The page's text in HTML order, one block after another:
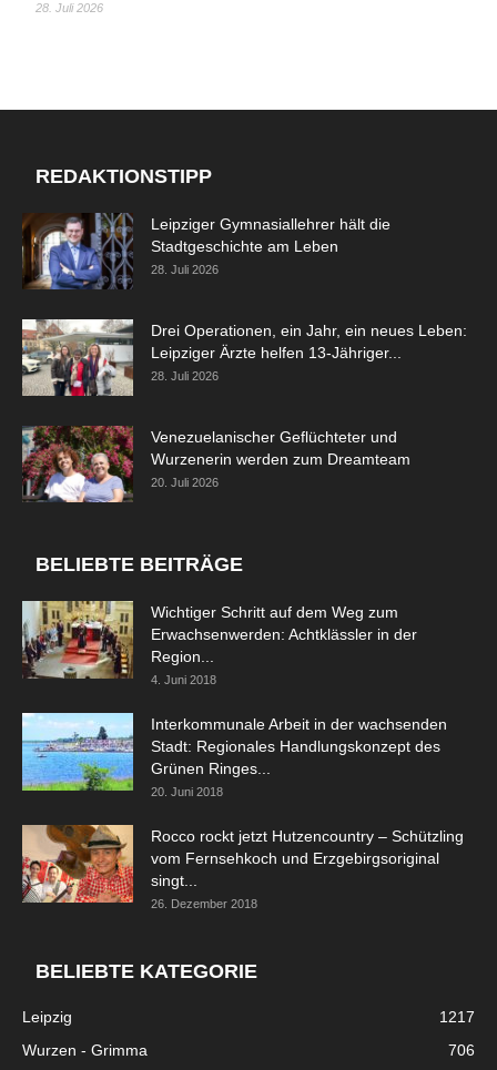
28. Juli 2026
REDAKTIONSTIPP
Leipziger Gymnasiallehrer hält die
Stadtgeschichte am Leben
28. Juli 2026
Drei Operationen, ein Jahr, ein neues Leben:
Leipziger Ärzte helfen 13-Jähriger...
28. Juli 2026
Venezuelanischer Geflüchteter und
Wurzenerin werden zum Dreamteam
20. Juli 2026
BELIEBTE BEITRÄGE
Wichtiger Schritt auf dem Weg zum
Erwachsenwerden: Achtklässler in der
Region...
4. Juni 2018
Interkommunale Arbeit in der wachsenden
Stadt: Regionales Handlungskonzept des
Grünen Ringes...
20. Juni 2018
Rocco rockt jetzt Hutzencountry – Schützling
vom Fernsehkoch und Erzgebirgsoriginal
singt...
26. Dezember 2018
BELIEBTE KATEGORIE
Leipzig
1217
Wurzen - Grimma
706